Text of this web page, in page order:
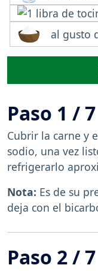
al gusto
Paso 1 / 7
Cubrir la carne y
sodio, una vez
refrigerarlo
Nota: Es de su
deja con el
Paso 2 / 7